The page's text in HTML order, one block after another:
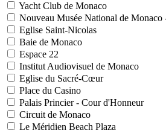
Yacht Club de Monaco
Nouveau Musée National de Monaco
Eglise Saint-Nicolas
Baie de Monaco
Espace 22
Institut Audiovisuel de Monaco
Eglise du Sacré-Cœur
Place du Casino
Palais Princier - Cour d'Honneur
Circuit de Monaco
Le Méridien Beach Plaza